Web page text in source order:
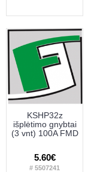
KSHP32z
išplėtimo gnybtai
(3 vnt) 100A FMD
5.60€
# 5507241